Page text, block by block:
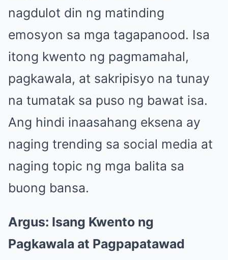
nagdulot din ng matinding
emosyon sa mga tagapanood. Isa
itong kwento ng pagmamahal,
pagkawala, at sakripisyo na tunay
na tumatak sa puso ng bawat isa.
Ang hindi inaasahang eksena ay
naging trending sa social media at
naging topic ng mga balita sa
buong bansa.
Argus: Isang Kwento ng
Pagkawala at Pagpapatawad